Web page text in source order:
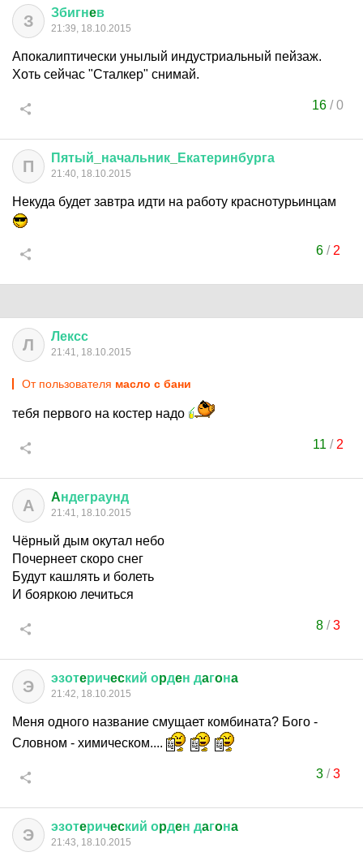
З Збигнeв
21:39, 18.10.2015
Апокалиптически унылый индустриальный пейзаж.
Хоть сейчас "Сталкер" снимай.
16 /0
П Пятый начальник Екатеринбурга
21:40, 18.10.2015
Некуда будет завтра идти на работу краснотурьинцам
6/ 2
Л Лексс
21:41, 18.10.2015
От пользователя масло с бани
тебя первого на костер надо
11 / 2
A Aндеграунд
21:41, 18.10.2015
Чёрный дым окутал небо
Почернеет скоро снег
Будут кашлять и болеть
И бояркою лечиться
8/3
Э эзотeричecкий оpдeн дaгoнa
21:42, 18.10.2015
Меня одного название смущает комбината? Бого -
Словном - химическом....
3/3
Э эзотeричecкий оpдeн дaгoнa
21:43, 18.10.2015